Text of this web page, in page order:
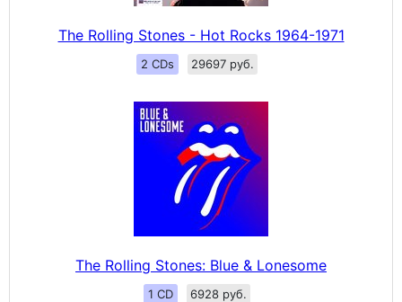
The Rolling Stones - Hot Rocks 1964-1971
2 CDs 29697 руб.
The Rolling Stones: Blue & Lonesome
1 CD 6928 руб.